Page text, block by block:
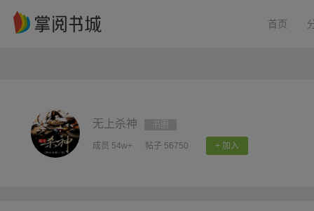
首页
无上杀神
成员 54w+ 帖子 56750 + 加入